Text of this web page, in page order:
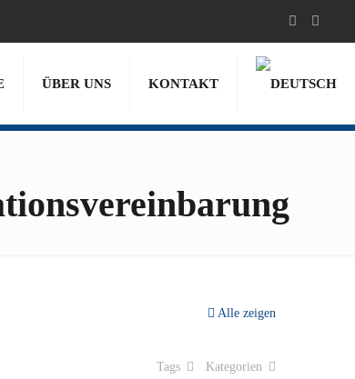
ÜBER UNS KONTAKT
Alle zeigen
Kategorien
Tags